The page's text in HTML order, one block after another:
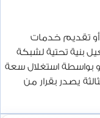
أو تقديم خدمات
بنية تحتية لشبكة
بواسطة استغلال سعة
يصدر بقرار من